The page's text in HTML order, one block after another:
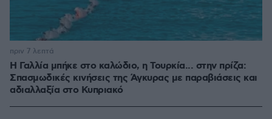
Η Γαλλία μπήκε στο καλώδιο, η Τουρκία... στην πρίζα:
Σπασμωδικές κινήσεις της Άγκυρας με παραβιάσεις και
αδιαλλαξία στο Κυπριακό
πριν 7 λεπτά